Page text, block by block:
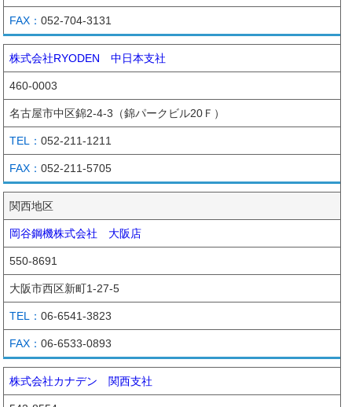
052-704-3131
株式会社RYODEN 中日本支社
460-0003
名古屋市中区錦2-4-3（錦パークビル20Ｆ）
052-211-1211
052-211-5705
関西地区
岡谷鋼機株式会社 大阪店
550-8691
大阪市西区新町1-27-5
06-6541-3823
06-6533-0893
株式会社カナデン 関西支社